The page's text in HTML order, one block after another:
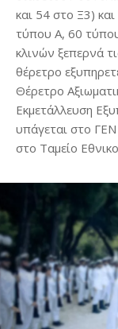
και 54 στο Ξ3)
τύπου Α, 60
κλινών ξεπερνά
θέρετρο
Θέρετρο
Εκμετάλλευση
υπάγεται στο
στο Ταμείο